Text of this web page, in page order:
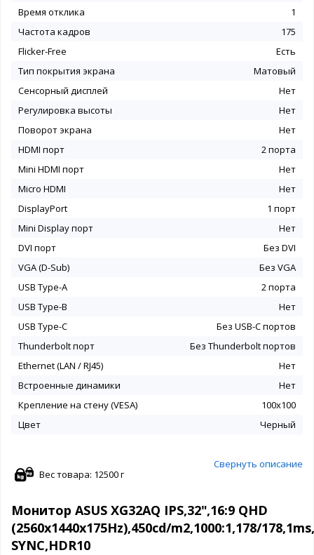
Время отклика
1
Частота кадров
175
Flicker-Free
Есть
Тип покрытия экрана
Матовый
Сенсорный дисплей
Нет
Регулировка высоты
Нет
Поворот экрана
Нет
HDMI порт
2 порта
Mini HDMI порт
Нет
Micro HDMI
Нет
DisplayPort
1 порт
Mini Display порт
Нет
DVI порт
Без DVI
VGA (D-Sub)
Без VGA
USB Type-A
2 порта
USB Type-B
Нет
USB Type-C
Без USB-С портов
Thunderbolt порт
Без Thunderbolt портов
Ethernet (LAN / RJ45)
Нет
Встроенные динамики
Нет
Крепление на стену (VESA)
100x100
Цвет
Черный
Свернуть описание
Вес товара: 12500 г
Монитор ASUS XG32AQ IPS,32",16:9 QHD
(2560x1440x175Hz),450cd/m2,1000:1,178/
SYNC,HDR10